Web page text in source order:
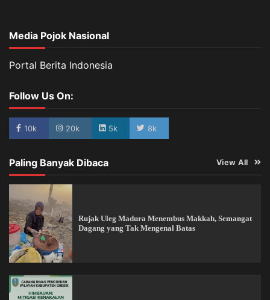
Media Pojok Nasional
Portal Berita Indonesia
Follow Us On:
10k 20k 5k 8k
Paling Banyak Dibaca View All
Rujak Uleg Madura Menembus Makkah, Semangat
Dagang yang Tak Mengenal Batas